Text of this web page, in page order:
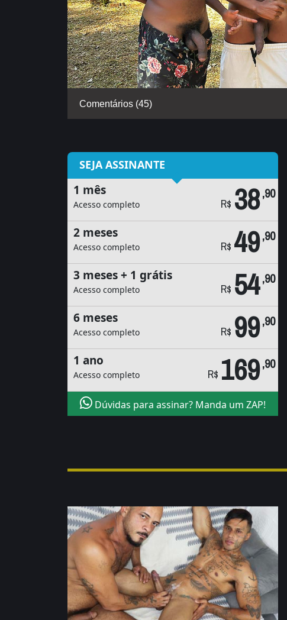
Comentários (45)
SEJA ASSINANTE
1 mês
Acesso completo R$ 38,90
2 meses
Acesso completo R$ 49,90
3 meses + 1 grátis
Acesso completo R$ 54,90
6 meses
Acesso completo R$ 99,90
1 ano
Acesso completo R$ 169,90
Dúvidas para assinar? Manda um ZAP!